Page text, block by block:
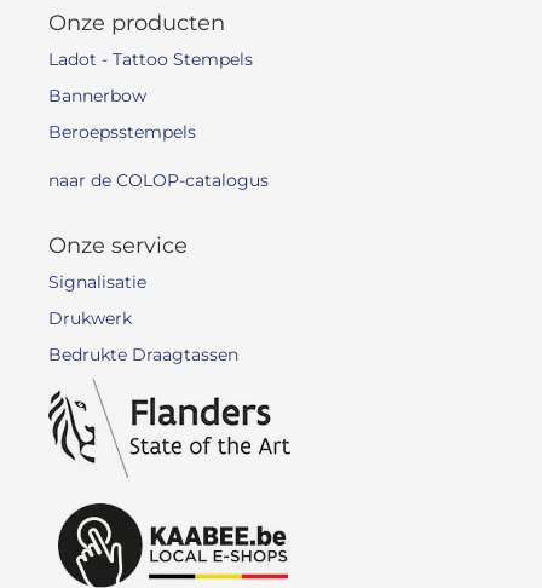
Onze producten
Ladot - Tattoo Stempels
Bannerbow
Beroepsstempels
naar de COLOP-catalogus
Onze service
Signalisatie
Drukwerk
Bedrukte Draagtassen